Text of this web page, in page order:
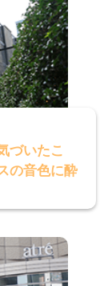
づいたこ
の音色に酔